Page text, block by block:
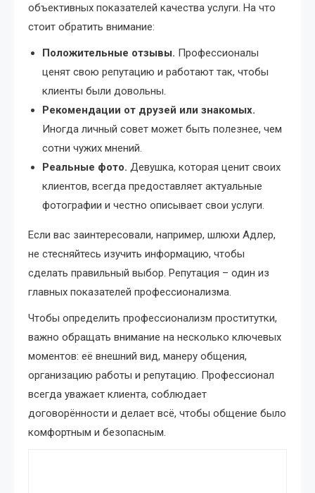
объективных показателей качества услуги. На что
стоит обратить внимание:
Положительные отзывы. Профессионалы
ценят свою репутацию и работают так, чтобы
клиенты были довольны.
Рекомендации от друзей или знакомых.
Иногда личный совет может быть полезнее, чем
сотни чужих мнений.
Реальные фото. Девушка, которая ценит своих
клиентов, всегда предоставляет актуальные
фотографии и честно описывает свои услуги.
Если вас заинтересовали, например, шлюхи Адлер,
не стесняйтесь изучить информацию, чтобы
сделать правильный выбор. Репутация – один из
главных показателей профессионализма.
Чтобы определить профессионализм проститутки,
важно обращать внимание на несколько ключевых
моментов: её внешний вид, манеру общения,
организацию работы и репутацию. Профессионал
всегда уважает клиента, соблюдает
договорённости и делает всё, чтобы общение было
комфортным и безопасным.